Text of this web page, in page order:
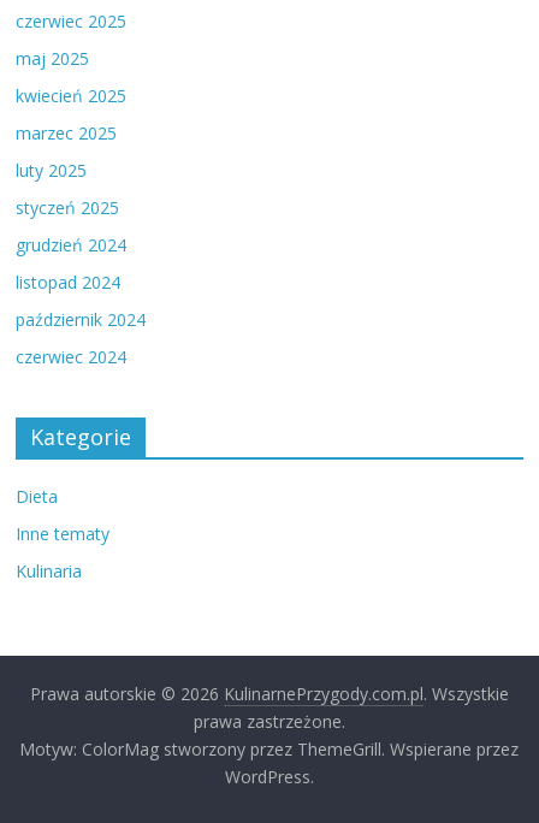
czerwiec 2025
maj 2025
kwiecień 2025
marzec 2025
luty 2025
styczeń 2025
grudzień 2024
listopad 2024
październik 2024
czerwiec 2024
Kategorie
Dieta
Inne tematy
Kulinaria
Prawa autorskie © 2026 KulinarnePrzygody.com.pl. Wszystkie
prawa zastrzeżone.
Motyw: ColorMag stworzony przez ThemeGrill. Wspierane przez
WordPress.